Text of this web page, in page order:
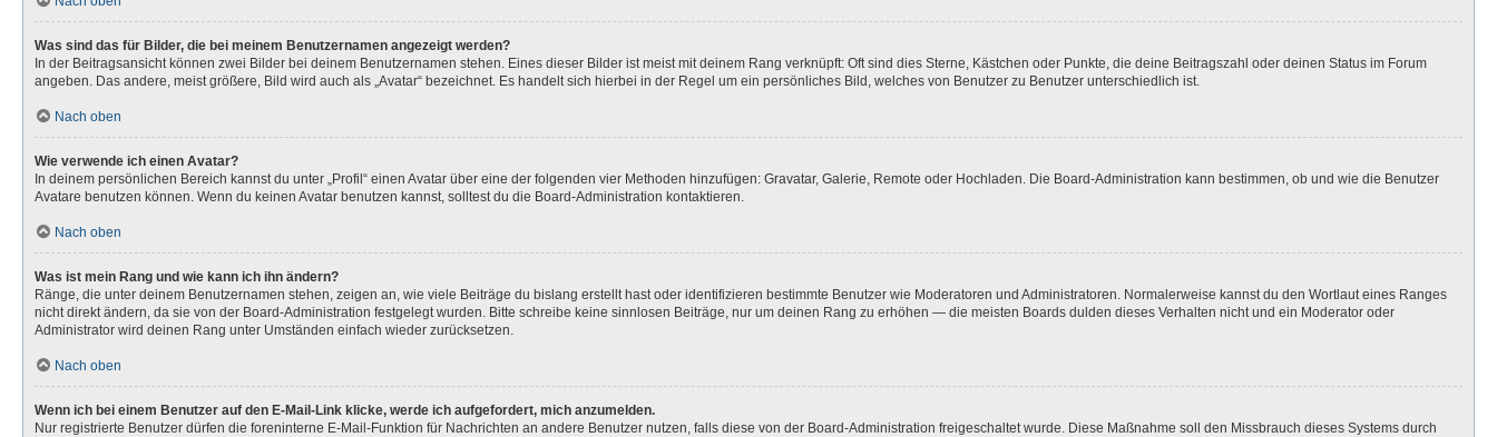
Was sind das für Bilder, die bei meinem Benutzernamen angezeigt werden?
In der Beitragsansicht können zwei Bilder bei deinem Benutzernamen stehen. Eines dieser Bilder ist meist mit deinem Rang verknüpft: Oft sind dies Sterne, Kästchen oder Punkte, die deine Beitragszahl oder deinen Status im Forum
angeben. Das andere, meist größere, Bild wird auch als „Avatar“ bezeichnet. Es handelt sich hierbei in der Regel um ein persönliches Bild, welches von Benutzer zu Benutzer unterschiedlich ist.
Nach oben
Wie verwende ich einen Avatar?
In deinem persönlichen Bereich kannst du unter „Profil“ einen Avatar über eine der folgenden vier Methoden hinzufügen: Gravatar, Galerie, Remote oder Hochladen. Die Board-Administration kann bestimmen, ob und wie die Benutzer
Avatare benutzen können. Wenn du keinen Avatar benutzen kannst, solltest du die Board-Administration kontaktieren.
Nach oben
Was ist mein Rang und wie kann ich ihn ändern?
Ränge, die unter deinem Benutzernamen stehen, zeigen an, wie viele Beiträge du bislang erstellt hast oder identifizieren bestimmte Benutzer wie Moderatoren und Administratoren. Normalerweise kannst du den Wortlaut eines Ranges
nicht direkt ändern, da sie von der Board-Administration festgelegt wurden. Bitte schreibe keine sinnlosen Beiträge, nur um deinen Rang zu erhöhen — die meisten Boards dulden dieses Verhalten nicht und ein Moderator oder
Administrator wird deinen Rang unter Umständen einfach wieder zurücksetzen.
Nach oben
Wenn ich bei einem Benutzer auf den E-Mail-Link klicke, werde ich aufgefordert, mich anzumelden.
Nur registrierte Benutzer dürfen die foreninterne E-Mail-Funktion für Nachrichten an andere Benutzer nutzen, falls diese von der Board-Administration freigeschaltet wurde. Diese Maßnahme soll den Missbrauch dieses Systems durch